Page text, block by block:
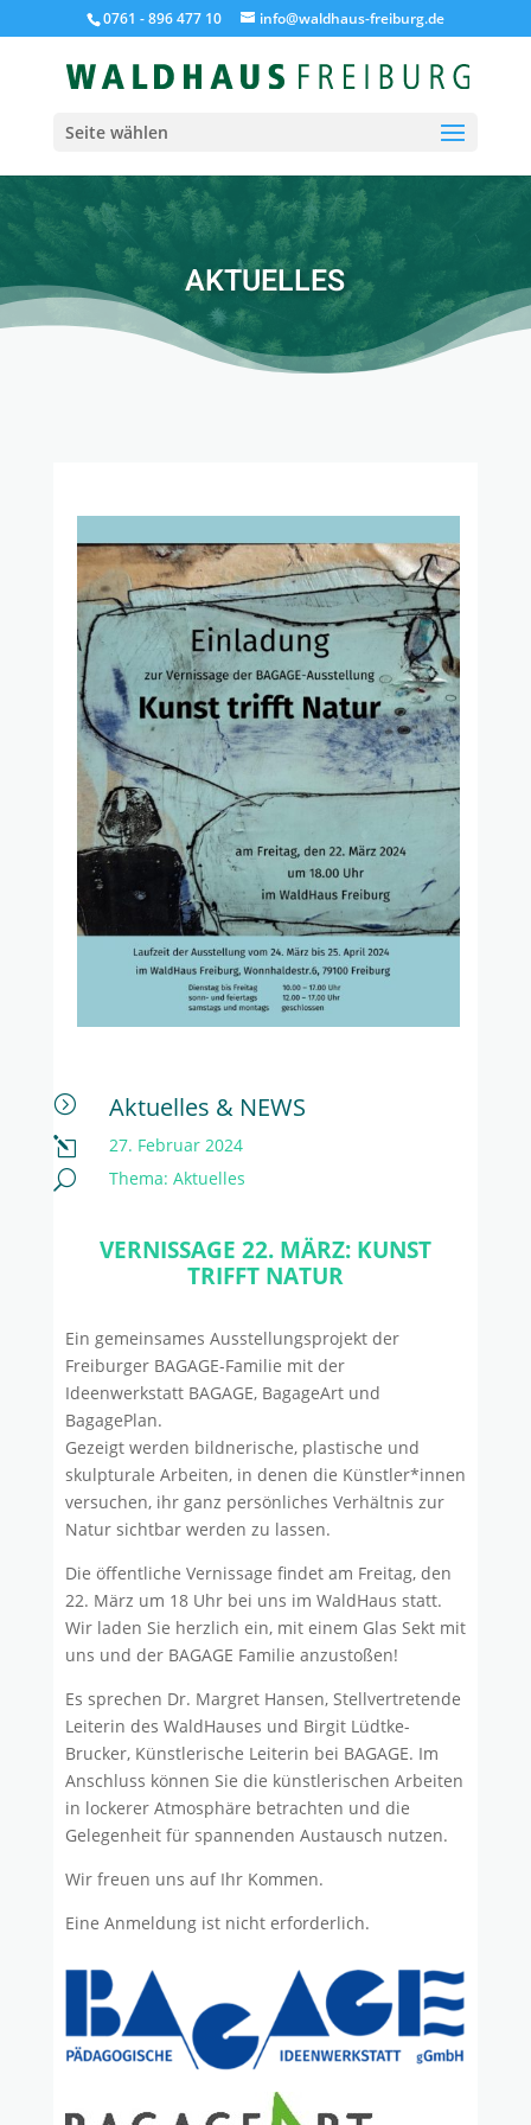
0761 - 896 477 10 info@waldhaus-freiburg.de
Seite wählen
AKTUELLES
= Aktuelles & NEWS
l
27. Februar 2024
U
Thema: Aktuelles
VERNISSAGE 22. MÄRZ: KUNST
TRIFFT NATUR
Ein gemeinsames Ausstellungsprojekt der
Freiburger BAGAGE-Familie mit der
Ideenwerkstatt BAGAGE, BagageArt und
BagagePlan.
Gezeigt werden bildnerische, plastische und
skulpturale Arbeiten, in denen die Künstler*innen
versuchen, ihr ganz persönliches Verhältnis zur
Natur sichtbar werden zu lassen.
Die öffentliche Vernissage findet am Freitag, den
22. März um 18 Uhr bei uns im WaldHaus statt.
Wir laden Sie herzlich ein, mit einem Glas Sekt mit
uns und der BAGAGE Familie anzustoßen!
Es sprechen Dr. Margret Hansen, Stellvertretende
Leiterin des WaldHauses und Birgit Lüdtke-
Brucker, Künstlerische Leiterin bei BAGAGE. Im
Anschluss können Sie die künstlerischen Arbeiten
in lockerer Atmosphäre betrachten und die
Gelegenheit für spannenden Austausch nutzen.
Wir freuen uns auf Ihr Kommen.
Eine Anmeldung ist nicht erforderlich.